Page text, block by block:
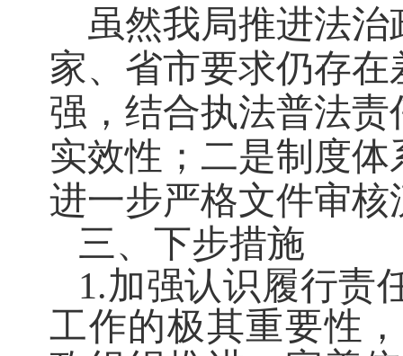
虽然我局推进法
家、省市要求仍存
强，结合执法普法
实效性； 二是制度体
进一步严格文件审核
三、下步措施
1.加强认识履行责
工作的极其重要性